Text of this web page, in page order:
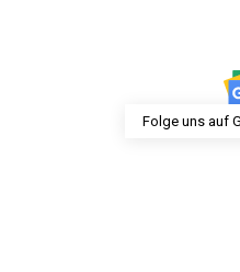
Folge uns auf